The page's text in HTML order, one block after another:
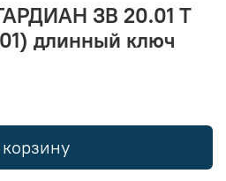
ЗВ 20.01 Т
длинный ключ